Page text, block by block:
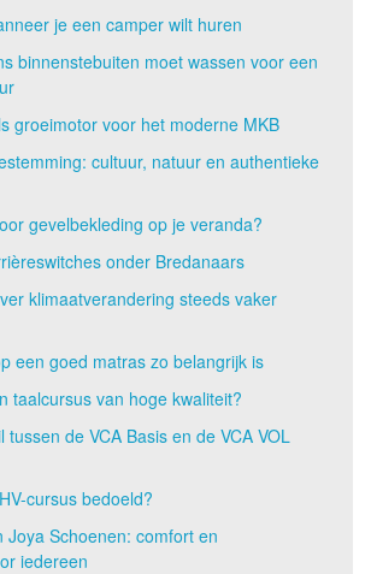
je een camper wilt huren
binnenstebuiten moet wassen voor een
groeimotor voor het moderne MKB
cultuur, natuur en authentieke
gevelbekleding op je veranda?
onder Bredanaars
klimaatverandering steeds vaker
een goed matras zo belangrijk is
taalcursus van hoge kwaliteit?
tussen de VCA Basis en de VCA VOL
cursus bedoeld?
Joya Schoenen: comfort en
iedereen